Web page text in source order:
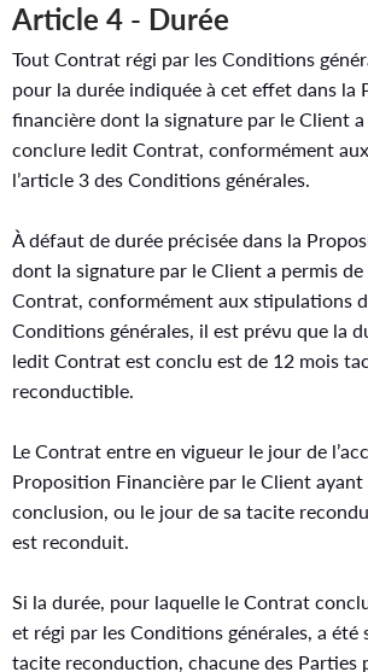
Article 4 - Durée
Tout Contrat régi par les Conditions
pour la durée indiquée à cet effet dans la
financière dont la signature par le Client
conclure ledit Contrat, conformément
l’article 3 des Conditions générales.
À défaut de durée précisée dans la
dont la signature par le Client a permis
Contrat, conformément aux stipulations
Conditions générales, il est prévu que la
ledit Contrat est conclu est de 12 mois
reconductible.
Le Contrat entre en vigueur le jour de
Proposition Financière par le Client ayant
conclusion, ou le jour de sa tacite
est reconduit.
Si la durée, pour laquelle le Contrat
et régi par les Conditions générales, a été
tacite reconduction, chacune des Parties